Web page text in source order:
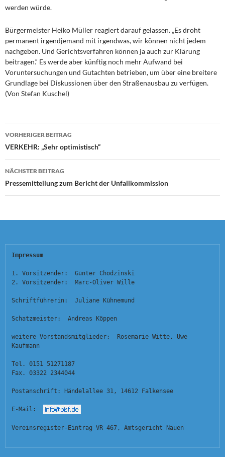
werden würde.
Bürgermeister Heiko Müller reagiert darauf gelassen. „Es droht
permanent irgendjemand mit irgendwas, wir können nicht jedem
nachgeben. Und Gerichtsverfahren können ja auch zur Klärung
beitragen.“ Es werde aber künftig noch mehr Aufwand bei
Voruntersuchungen und Gutachten betrieben, um über eine breitere
Grundlage bei Diskussionen über den Straßenausbau zu verfügen.
(Von Stefan Kuschel)
Beitragsnavigation
VORHERIGER BEITRAG
VERKEHR: „Sehr optimistisch“
NÄCHSTER BEITRAG
Pressemitteilung zum Bericht der Unfallkommission
Impressum
1. Vorsitzender:  Günter Chodzinski
2. Vorsitzender:  Marc-Oliver Wille
Schriftführerin:  Juliane Kühnemund
Schatzmeister:  Andreas Köppen
weitere Vorstandsmitglieder:  Rosemarie Witte, Uwe
Kaufmann
Tel. 0151 51271187
Fax. 03322 2344044
Postanschrift: Händelallee 31, 14612 Falkensee
E-Mail:
Vereinsregister-Eintrag VR 467, Amtsgericht Nauen